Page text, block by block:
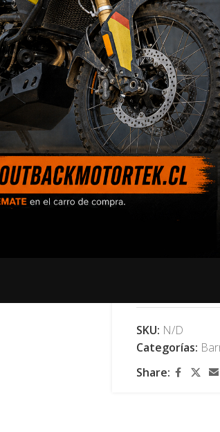
Outback
arrastre para la
limitar los daños
🛠️ Este
Desplázate hacia
contáctenos.
COLOR
- +
SKU: N/D
Categorías:
Share: